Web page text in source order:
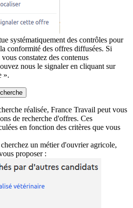
systématiquement des contrôles pour
conformité des offres diffusées. Si
constatez des contenus
nous le signaler en cliquant sur
».
réalisée, France Travail peut vous
de recherche d'offres. Ces
en fonction des critères que vous
un métier d'ouvrier agricole,
proposer :